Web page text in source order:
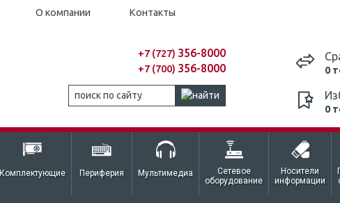
О компании Контакты
+7 (727) 356-8000
+7 (700) 356-8000 0
0
Комплектующие Периферия Мультимедиа
Сетевое
оборудование
Носители
информации